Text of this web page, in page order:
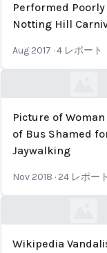
Performed
Notting Hill
Aug 2017 ·4 レポート
Picture of Woman
of Bus Shamed
Jaywalking
Nov 2018 · 24 レポート
Wikipedia